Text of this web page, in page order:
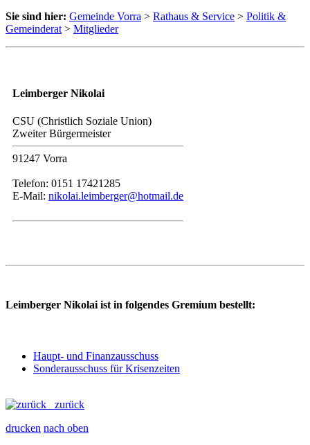
Sie sind hier: Gemeinde Vorra > Rathaus & Service > Politik &
Gemeinderat > Mitglieder
Leimberger Nikolai
CSU (Christlich Soziale Union)
Zweiter Bürgermeister
91247 Vorra
Telefon: 0151 17421285
E-Mail: nikolai.leimberger@hotmail.de
Leimberger Nikolai ist in folgendes Gremium bestellt:
Haupt- und Finanzausschuss
Sonderausschuss für Krisenzeiten
zurück
drucken nach oben